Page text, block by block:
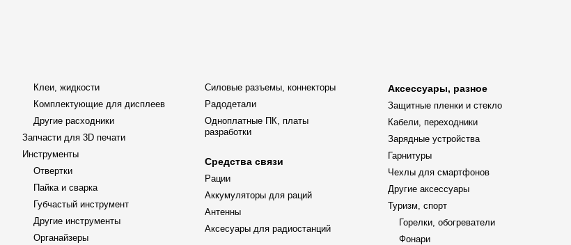
Клеи, жидкости
Комплектующие для дисплеев
Другие расходники
Запчасти для 3D печати
Инструменты
Отвертки
Пайка и сварка
Губчастый инструмент
Другие инструменты
Органайзеры
Силовые разъемы, коннекторы
Радодетали
Одноплатные ПК, платы
разработки
Средства связи
Рации
Аккумуляторы для раций
Антенны
Аксесуары для радиостанций
Аксессуары, разное
Защитные пленки и стекло
Кабели, переходники
Зарядные устройства
Гарнитуры
Чехлы для смартфонов
Другие аксессуары
Туризм, спорт
Горелки, обогреватели
Фонари